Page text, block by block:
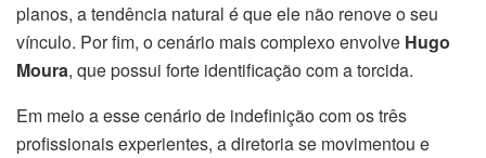
planos, a tendência natural é que ele não renove o seu
vínculo. Por fim, o cenário mais complexo envolve Hugo
Moura, que possui forte identificação com a torcida.
Em meio a esse cenário de indefinição com os três
profissionais experientes, a diretoria se movimentou e